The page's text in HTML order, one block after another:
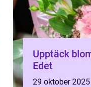
Upptäck
Edet
29 oktober 2025